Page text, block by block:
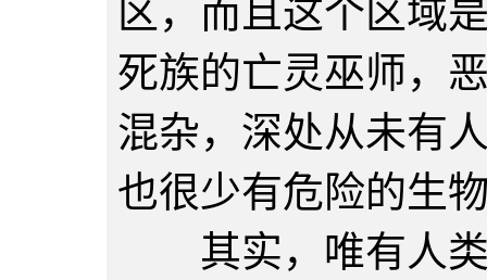
区，而且这个区域
死族的亡灵巫师，
混杂，深处从未有
也很少有危险的生
其实，唯有人类